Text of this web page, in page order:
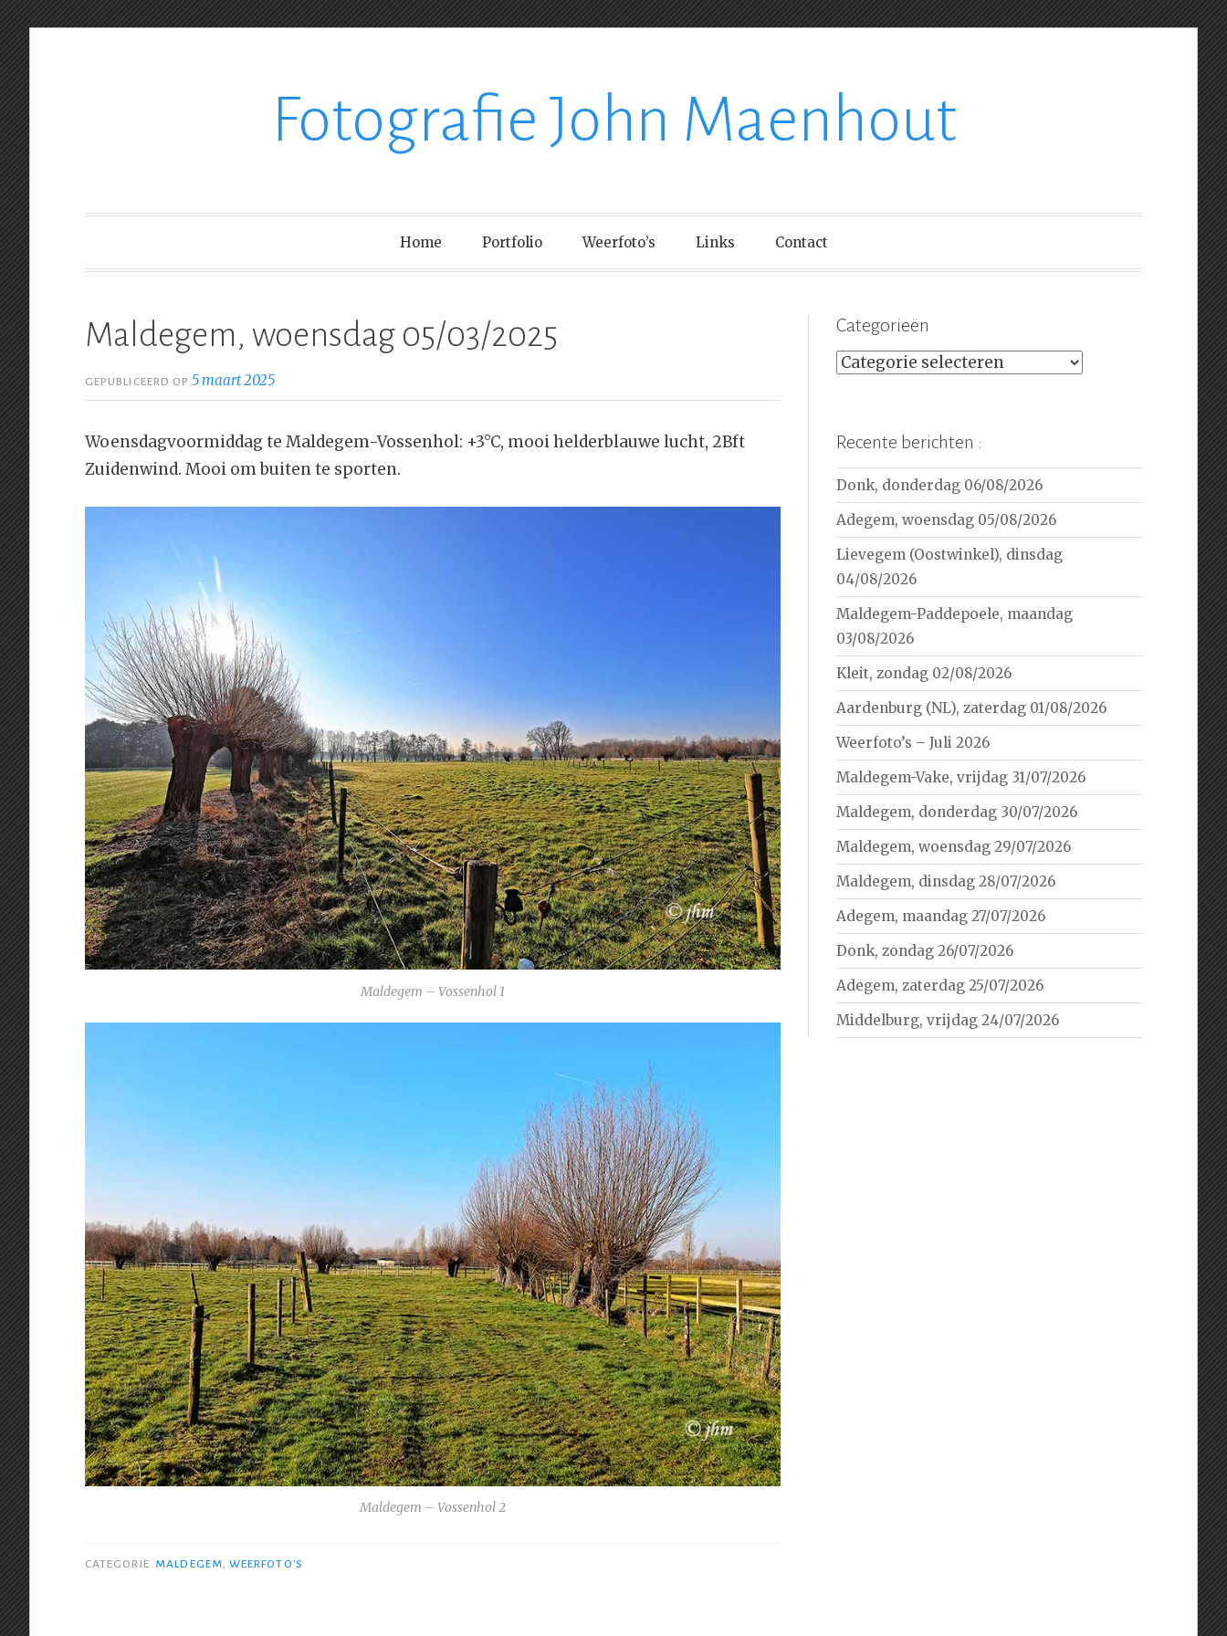
Fotografie John Maenhout
Home Portfolio Weerfoto’s Links Contact
Maldegem, woensdag 05/03/2025
GEPUBLICEERD OP5 maart 2025
Woensdagvoormiddag te Maldegem-Vossenhol: +3°C, mooi helderblauwe lucht, 2Bft
Zuidenwind. Mooi om buiten te sporten.
Maldegem – Vossenhol 1
Maldegem – Vossenhol 2
CATEGORIE MALDEGEM WEERFOTO'S
Categorieën
Categorieën
Recente berichten :
Donk, donderdag 06/08/2026
Adegem, woensdag 05/08/2026
Lievegem (Oostwinkel), dinsdag
04/08/2026
Maldegem-Paddepoele, maandag
03/08/2026
Kleit, zondag 02/08/2026
Aardenburg (NL), zaterdag 01/08/2026
Weerfoto’s – Juli 2026
Maldegem-Vake, vrijdag 31/07/2026
Maldegem, donderdag 30/07/2026
Maldegem, woensdag 29/07/2026
Maldegem, dinsdag 28/07/2026
Adegem, maandag 27/07/2026
Donk, zondag 26/07/2026
Adegem, zaterdag 25/07/2026
Middelburg, vrijdag 24/07/2026